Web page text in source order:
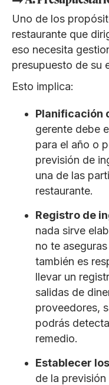
Uno de los
restaurante que
eso necesita
presupuesto de su
Esto implica:
Planificación
gerente debe
para el año o
previsión de
una de las
restaurante.
Registro de
nada sirve
no te
también es
llevar un
salidas de
proveedores,
podrás
remedio.
Establecer
de la